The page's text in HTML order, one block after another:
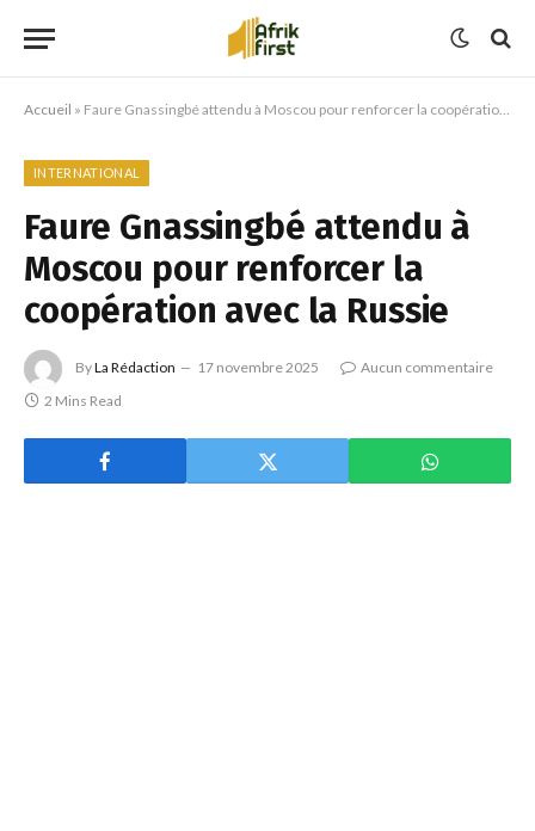
Accueil » Faure Gnassingbé attendu à Moscou pour renforcer la coopération avec la Russie
INTERNATIONAL
Faure Gnassingbé attendu à
Moscou pour renforcer la
coopération avec la Russie
ByLa Rédaction 17 novembre 2025
Aucun commentaire
2 Mins Read